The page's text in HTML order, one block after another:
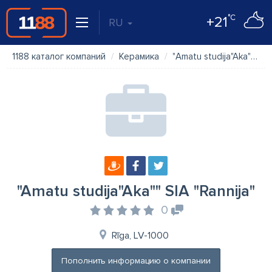
RU +21°C
1188 каталог компаний Керамика "Amatu studija"Aka"" SIA "Rannija"
"Amatu studija"Aka"" SIA "Rannija"
0
Rīga, LV-1000
Пополнить информацию о компании